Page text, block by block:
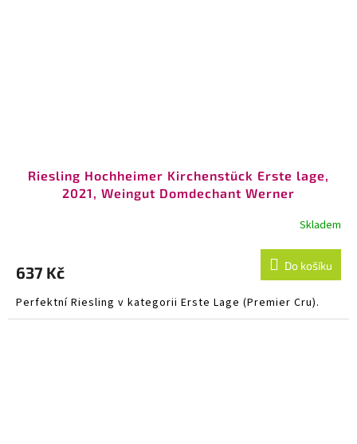
Riesling Hochheimer Kirchenstück Erste lage,
2021, Weingut Domdechant Werner
Skladem
637 Kč Do košíku
Perfektní Riesling v kategorii Erste Lage (Premier Cru).